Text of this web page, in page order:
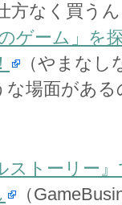
方なく買う
ゲーム」を
（やまな
場面があ
トーリー
（